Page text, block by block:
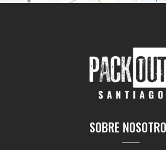
SOBRE